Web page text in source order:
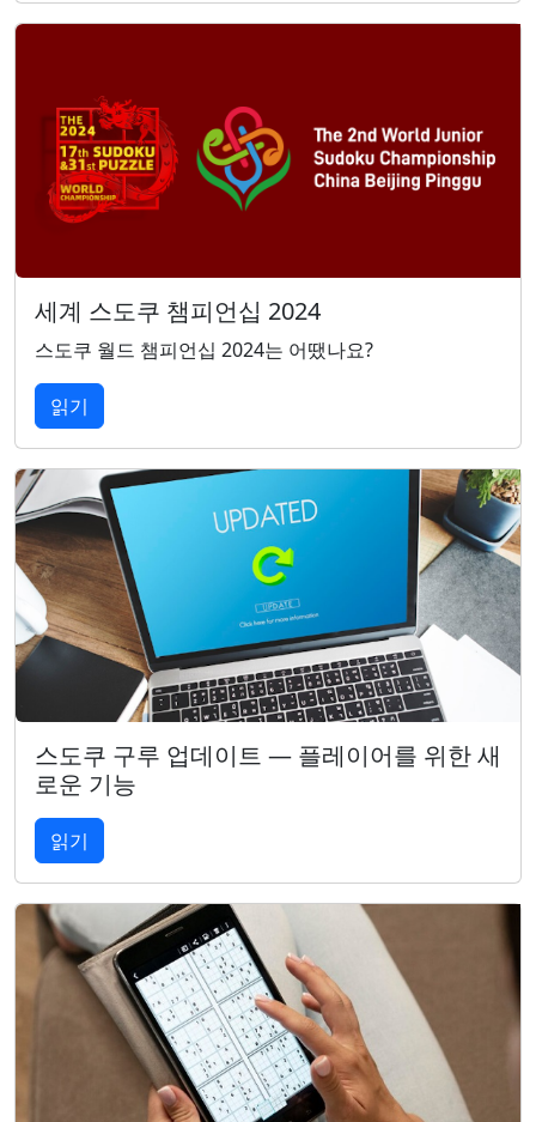
세계 스도쿠 챔피언십 2024
스도쿠 월드 챔피언십 2024는 어땠나요?
읽기
스도쿠 구루 업데이트 — 플레이어를 위한 새
로운 기능
읽기